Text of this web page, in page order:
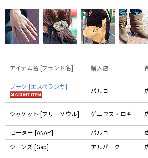
アイテム名 [ブランド名] 購入店
ブーツ [エスペランサ]
パルコ
ジャケット [フリーソウル] ゲニウス・ロキ
セーター [ANAP]
パルコ
ジーンズ [Gap]
アルパーク